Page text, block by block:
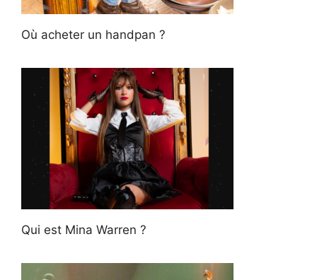
Où acheter un handpan ?
Qui est Mina Warren ?